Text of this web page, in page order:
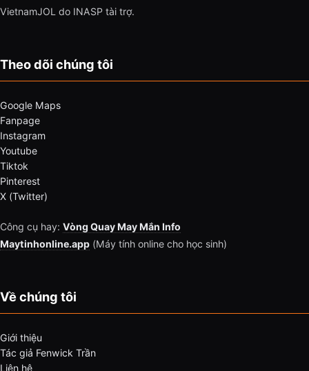
VietnamJOL do INASP tài trợ.
Theo dõi chúng tôi
Google Maps
Fanpage
Instagram
Youtube
Tiktok
Pinterest
X (Twitter)
Công cụ hay: Vòng Quay May Mắn Info
Maytinhonline.app (Máy tính online cho học sinh)
Về chúng tôi
Giới thiệu
Tác giả Fenwick Trần
Liên hệ